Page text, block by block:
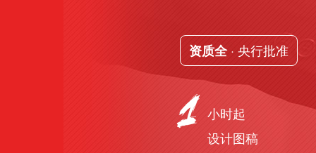
资质全· 央行批准
小时起
设计图稿